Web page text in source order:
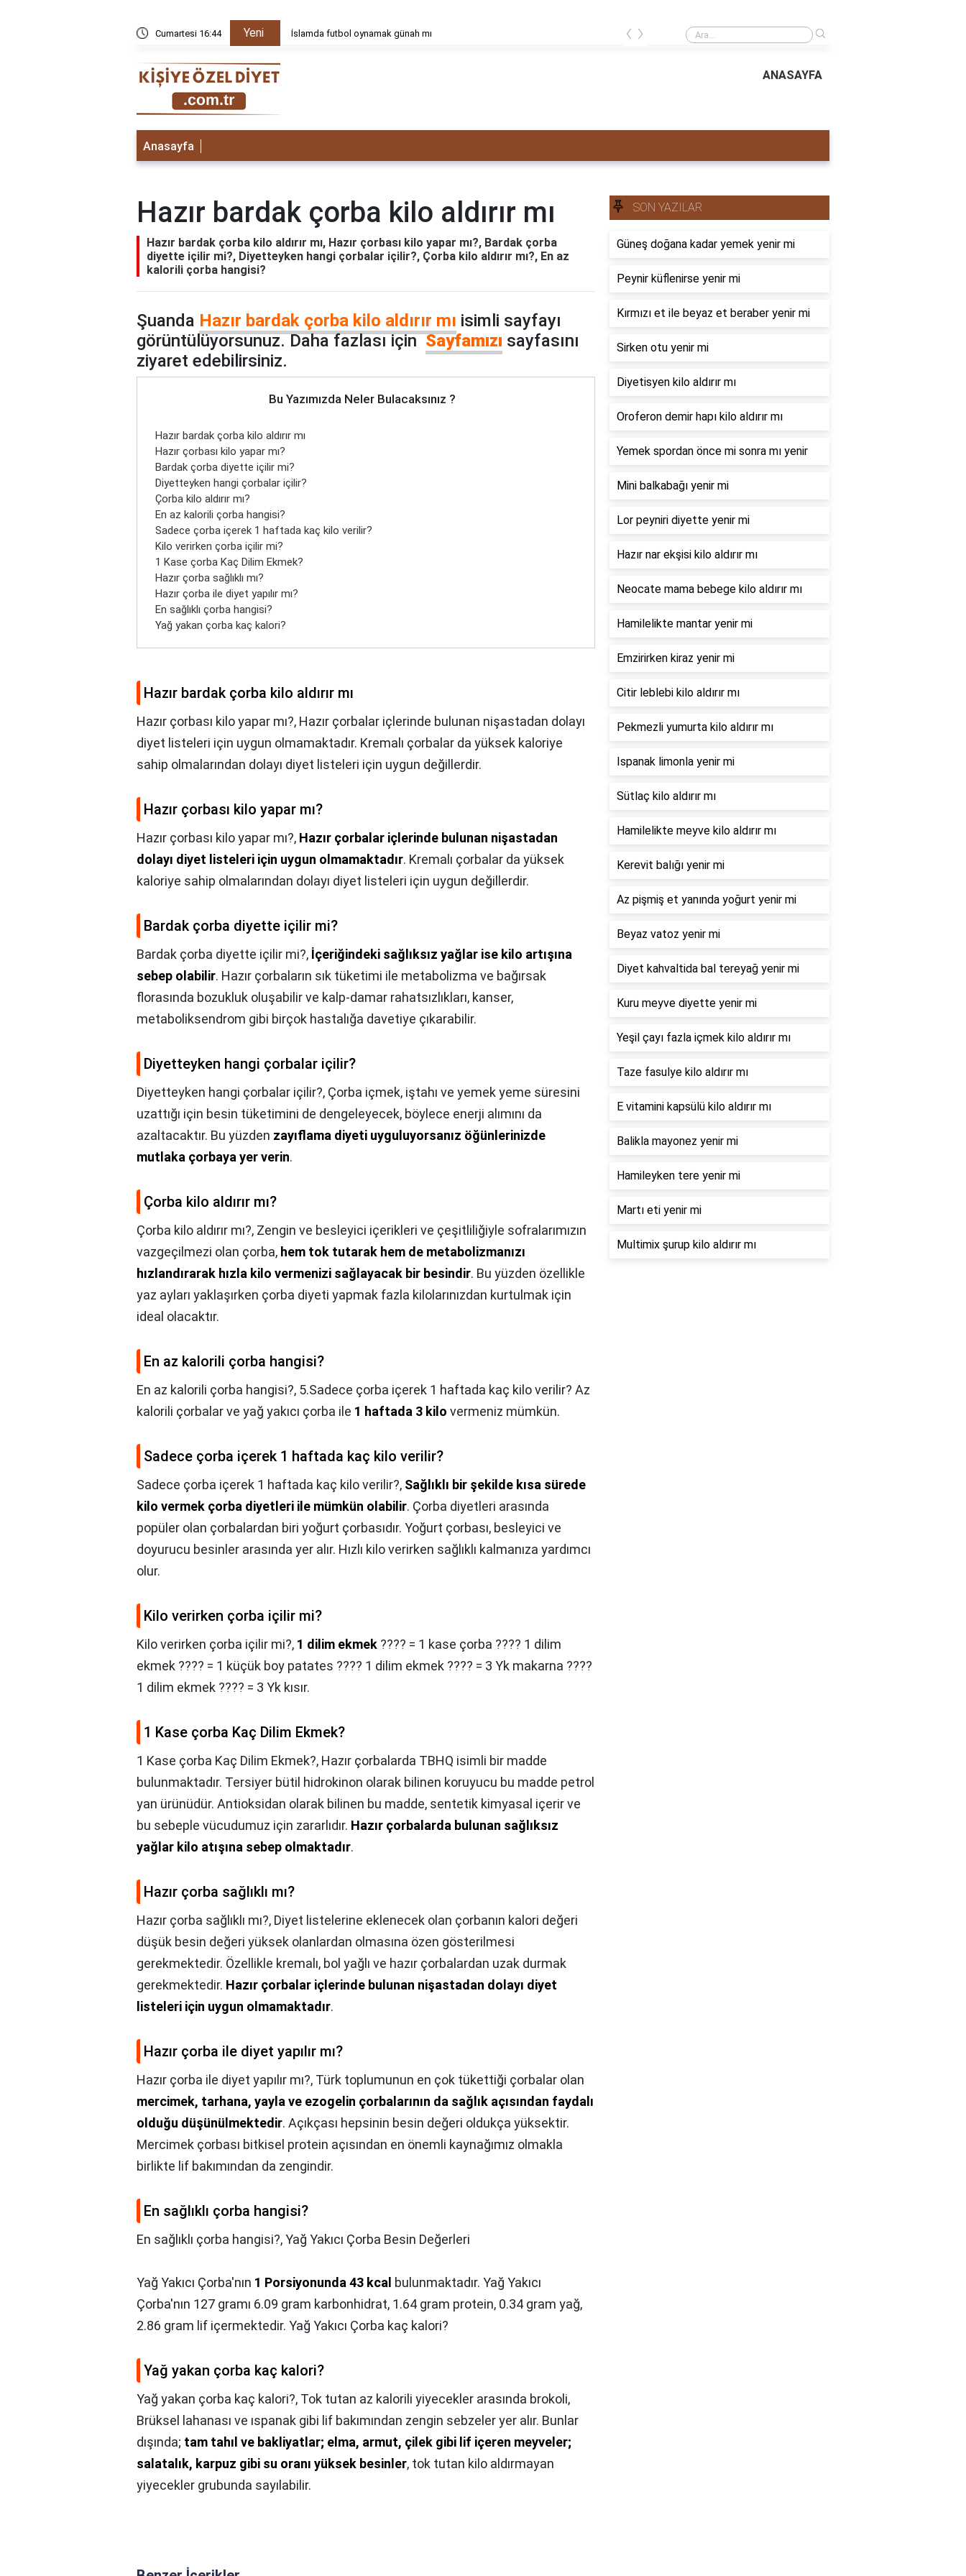
Cumartesi 16:44 Yeni İslamda futbol oynamak günah mı İslamda futbol oynamak günah mı
‹ ›
ANASAYFA
Anasayfa
Hazır bardak çorba kilo aldırır mı
Hazır bardak çorba kilo aldırır mı, Hazır çorbası kilo yapar mı?, Bardak çorba
diyette içilir mi?, Diyetteyken hangi çorbalar içilir?, Çorba kilo aldırır mı?, En az
kalorili çorba hangisi?
Şuanda Hazır bardak çorba kilo aldırır mı isimli sayfayı
görüntülüyorsunuz. Daha fazlası içinSayfamızı sayfasını
ziyaret edebilirsiniz.
Bu Yazımızda Neler Bulacaksınız ?
Hazır bardak çorba kilo aldırır mı
Hazır çorbası kilo yapar mı?
Bardak çorba diyette içilir mi?
Diyetteyken hangi çorbalar içilir?
Çorba kilo aldırır mı?
En az kalorili çorba hangisi?
Sadece çorba içerek 1 haftada kaç kilo verilir?
Kilo verirken çorba içilir mi?
1 Kase çorba Kaç Dilim Ekmek?
Hazır çorba sağlıklı mı?
Hazır çorba ile diyet yapılır mı?
En sağlıklı çorba hangisi?
Yağ yakan çorba kaç kalori?
Hazır bardak çorba kilo aldırır mı
Hazır çorbası kilo yapar mı?, Hazır çorbalar içlerinde bulunan nişastadan dolayı
diyet listeleri için uygun olmamaktadır. Kremalı çorbalar da yüksek kaloriye
sahip olmalarından dolayı diyet listeleri için uygun değillerdir.
Hazır çorbası kilo yapar mı?
Hazır çorbası kilo yapar mı?, Hazır çorbalar içlerinde bulunan nişastadan
dolayı diyet listeleri için uygun olmamaktadır. Kremalı çorbalar da yüksek
kaloriye sahip olmalarından dolayı diyet listeleri için uygun değillerdir.
Bardak çorba diyette içilir mi?
Bardak çorba diyette içilir mi?, İçeriğindeki sağlıksız yağlar ise kilo artışına
sebep olabilir. Hazır çorbaların sık tüketimi ile metabolizma ve bağırsak
florasında bozukluk oluşabilir ve kalp-damar rahatsızlıkları, kanser,
metaboliksendrom gibi birçok hastalığa davetiye çıkarabilir.
Diyetteyken hangi çorbalar içilir?
Diyetteyken hangi çorbalar içilir?, Çorba içmek, iştahı ve yemek yeme süresini
uzattığı için besin tüketimini de dengeleyecek, böylece enerji alımını da
azaltacaktır. Bu yüzden zayıflama diyeti uyguluyorsanız öğünlerinizde
mutlaka çorbaya yer verin.
Çorba kilo aldırır mı?
Çorba kilo aldırır mı?, Zengin ve besleyici içerikleri ve çeşitliliğiyle sofralarımızın
vazgeçilmezi olan çorba, hem tok tutarak hem de metabolizmanızı
hızlandırarak hızla kilo vermenizi sağlayacak bir besindir. Bu yüzden özellikle
yaz ayları yaklaşırken çorba diyeti yapmak fazla kilolarınızdan kurtulmak için
ideal olacaktır.
En az kalorili çorba hangisi?
En az kalorili çorba hangisi?, 5.Sadece çorba içerek 1 haftada kaç kilo verilir? Az
kalorili çorbalar ve yağ yakıcı çorba ile 1 haftada 3 kilo vermeniz mümkün.
Sadece çorba içerek 1 haftada kaç kilo verilir?
Sadece çorba içerek 1 haftada kaç kilo verilir?, Sağlıklı bir şekilde kısa sürede
kilo vermek çorba diyetleri ile mümkün olabilir. Çorba diyetleri arasında
popüler olan çorbalardan biri yoğurt çorbasıdır. Yoğurt çorbası, besleyici ve
doyurucu besinler arasında yer alır. Hızlı kilo verirken sağlıklı kalmanıza yardımcı
olur.
Kilo verirken çorba içilir mi?
Kilo verirken çorba içilir mi?, 1 dilim ekmek ???? = 1 kase çorba ???? 1 dilim
ekmek ???? = 1 küçük boy patates ???? 1 dilim ekmek ???? = 3 Yk makarna ????
1 dilim ekmek ???? = 3 Yk kısır.
1 Kase çorba Kaç Dilim Ekmek?
1 Kase çorba Kaç Dilim Ekmek?, Hazır çorbalarda TBHQ isimli bir madde
bulunmaktadır. Tersiyer bütil hidrokinon olarak bilinen koruyucu bu madde petrol
yan ürünüdür. Antioksidan olarak bilinen bu madde, sentetik kimyasal içerir ve
bu sebeple vücudumuz için zararlıdır. Hazır çorbalarda bulunan sağlıksız
yağlar kilo atışına sebep olmaktadır.
Hazır çorba sağlıklı mı?
Hazır çorba sağlıklı mı?, Diyet listelerine eklenecek olan çorbanın kalori değeri
düşük besin değeri yüksek olanlardan olmasına özen gösterilmesi
gerekmektedir. Özellikle kremalı, bol yağlı ve hazır çorbalardan uzak durmak
gerekmektedir. Hazır çorbalar içlerinde bulunan nişastadan dolayı diyet
listeleri için uygun olmamaktadır.
Hazır çorba ile diyet yapılır mı?
Hazır çorba ile diyet yapılır mı?, Türk toplumunun en çok tükettiği çorbalar olan
mercimek, tarhana, yayla ve ezogelin çorbalarının da sağlık açısından faydalı
olduğu düşünülmektedir. Açıkçası hepsinin besin değeri oldukça yüksektir.
Mercimek çorbası bitkisel protein açısından en önemli kaynağımız olmakla
birlikte lif bakımından da zengindir.
En sağlıklı çorba hangisi?
En sağlıklı çorba hangisi?,Yağ Yakıcı Çorba Besin Değerleri
Yağ Yakıcı Çorba'nın 1 Porsiyonunda 43 kcal bulunmaktadır. Yağ Yakıcı
Çorba'nın 127 gramı 6.09 gram karbonhidrat, 1.64 gram protein, 0.34 gram yağ,
2.86 gram lif içermektedir. Yağ Yakıcı Çorba kaç kalori?
Yağ yakan çorba kaç kalori?
Yağ yakan çorba kaç kalori?, Tok tutan az kalorili yiyecekler arasında brokoli,
Brüksel lahanası ve ıspanak gibi lif bakımından zengin sebzeler yer alır. Bunlar
dışında; tam tahıl ve bakliyatlar; elma, armut, çilek gibi lif içeren meyveler;
salatalık, karpuz gibi su oranı yüksek besinler, tok tutan kilo aldırmayan
yiyecekler grubunda sayılabilir.
SON YAZILAR
Güneş doğana kadar yemek yenir mi
Peynir küflenirse yenir mi
Kırmızı et ile beyaz et beraber yenir mi
Sirken otu yenir mi
Diyetisyen kilo aldırır mı
Oroferon demir hapı kilo aldırır mı
Yemek spordan önce mi sonra mı yenir
Mini balkabağı yenir mi
Lor peyniri diyette yenir mi
Hazır nar ekşisi kilo aldırır mı
Neocate mama bebege kilo aldırır mı
Hamilelikte mantar yenir mi
Emzirirken kiraz yenir mi
Citir leblebi kilo aldırır mı
Pekmezli yumurta kilo aldırır mı
Ispanak limonla yenir mi
Sütlaç kilo aldırır mı
Hamilelikte meyve kilo aldırır mı
Kerevit balığı yenir mi
Az pişmiş et yanında yoğurt yenir mi
Beyaz vatoz yenir mi
Diyet kahvaltida bal tereyağ yenir mi
Kuru meyve diyette yenir mi
Yeşil çayı fazla içmek kilo aldırır mı
Taze fasulye kilo aldırır mı
E vitamini kapsülü kilo aldırır mı
Balikla mayonez yenir mi
Hamileyken tere yenir mi
Martı eti yenir mi
Multimix şurup kilo aldırır mı